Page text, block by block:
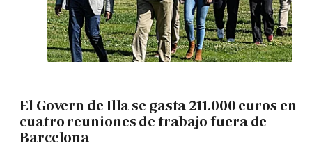
El Govern de Illa se gasta 211.000 euros en
cuatro reuniones de trabajo fuera de
Barcelona